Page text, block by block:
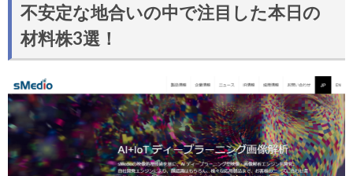
不安定な地合いの中で注目した本日の
材料株3選！